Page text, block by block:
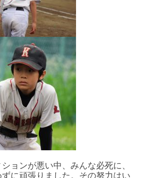
ョンが悪い中、みんな必死に、
に頑張りました。その努力はい